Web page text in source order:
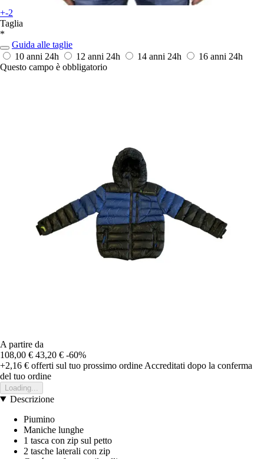
+-2
Taglia
*
Guida alle taglie
10 anni 24h 12 anni 24h 14 anni 24h 16 anni 24h
Questo campo è obbligatorio
A partire da
108,00 € 43,20 € -60%
+2,16 € offerti sul tuo prossimo ordine Accreditati dopo la conferma
del tuo ordine
Loading...
Descrizione
Piumino
Maniche lunghe
1 tasca con zip sul petto
2 tasche laterali con zip